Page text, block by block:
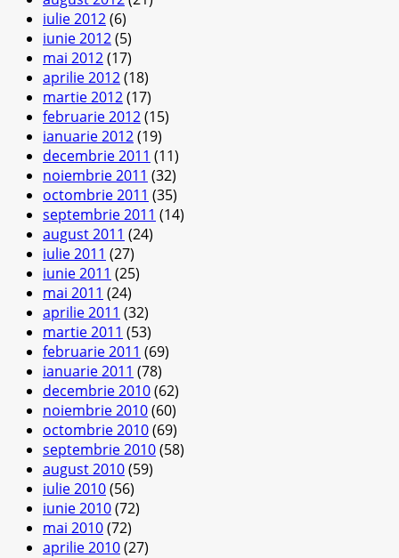
iulie 2012(6)
iunie 2012(5)
mai 2012(17)
aprilie 2012(18)
martie 2012(17)
februarie 2012(15)
ianuarie 2012(19)
decembrie 2011 (11)
noiembrie 2011 (32)
octombrie 2011 (35)
septembrie 2011 (14)
august 2011 (24)
iulie 2011 (27)
iunie 2011 (25)
mai 2011 (24)
aprilie 2011 (32)
martie 2011 (53)
februarie 2011 (69)
ianuarie 2011 (78)
decembrie 2010(62)
noiembrie 2010(60)
octombrie 2010(69)
septembrie 2010(58)
august 2010(59)
iulie 2010(56)
iunie 2010(72)
mai 2010(72)
aprilie 2010(27)